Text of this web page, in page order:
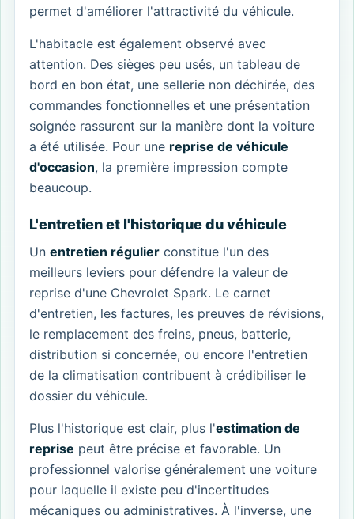
permet d'améliorer l'attractivité du véhicule.
L'habitacle est également observé avec
attention. Des sièges peu usés, un tableau de
bord en bon état, une sellerie non déchirée, des
commandes fonctionnelles et une présentation
soignée rassurent sur la manière dont la voiture
a été utilisée. Pour une reprise de véhicule
d'occasion, la première impression compte
beaucoup.
L'entretien et l'historique du véhicule
Un entretien régulier constitue l'un des
meilleurs leviers pour défendre la valeur de
reprise d'une Chevrolet Spark. Le carnet
d'entretien, les factures, les preuves de révisions,
le remplacement des freins, pneus, batterie,
distribution si concernée, ou encore l'entretien
de la climatisation contribuent à crédibiliser le
dossier du véhicule.
Plus l'historique est clair, plus l'estimation de
reprise peut être précise et favorable. Un
professionnel valorise généralement une voiture
pour laquelle il existe peu d'incertitudes
mécaniques ou administratives. À l'inverse, une